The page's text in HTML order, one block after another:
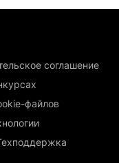
соглашение
файлов